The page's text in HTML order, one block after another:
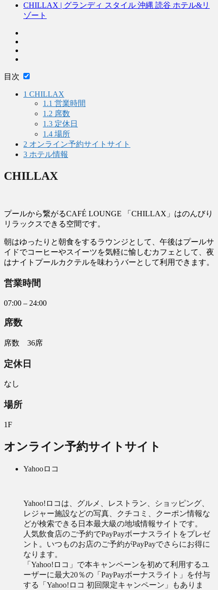
CHILLAX | グランディ スタイル 沖縄 読谷 ホテル&リ
ゾート
目次
1 CHILLAX
1.1 営業時間
1.2 席数
1.3 定休日
1.4 場所
2 オンライン予約サイトサイト
3 ホテル情報
CHILLAX
プールから繋がるCAFÉ LOUNGE 「CHILLAX」はのんびり
リラックスできる空間です。
朝はゆったりと朝食をするラウンジとして、午後はプールサ
イドでコーヒーやスイーツを気軽に愉しむカフェとして、夜
はナイトプールカクテルを味わうバーとして利用できます。
営業時間
07:00 – 24:00
席数
席数 36席
定休日
なし
場所
1F
オンライン予約サイトサイト
Yahooロコ
Yahoo!ロコは、グルメ、レストラン、ショッピング、
レジャー施設などの写真、クチコミ、クーポン情報な
どが検索できる日本最大級の地域情報サイトです。
人気飲食店のご予約でPayPayボーナスライトをプレゼ
ント。いつものお店のご予約がPayPayでさらにお得に
なります。
「Yahoo!ロコ」で本キャンペーンを初めて利用するユ
ーザーに最大20％の「PayPayボーナスライト」を付与
する「Yahoo!ロコ 初回限定キャンペーン」もありま